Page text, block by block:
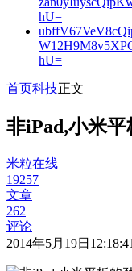
hU=
hU=
首页科技正文
非iPad,小米
米粒在线
19257
文章
262
评论
2014年5月19日12:18:41